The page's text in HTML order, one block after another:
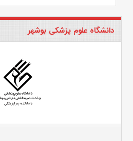
دانشگاه علوم پزشکی بوشهر